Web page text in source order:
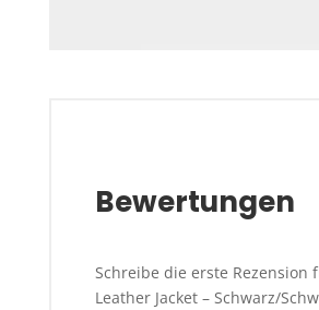
Bewertungen
Schreibe die erste Rezension
Leather Jacket – Schwarz/